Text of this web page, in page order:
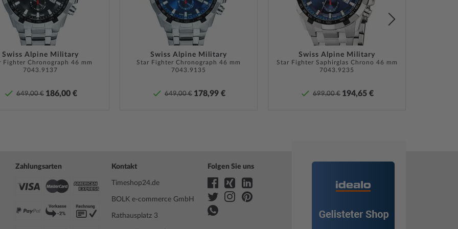
noch heute Ihre neue,
muss bei entsprechender
Bei Uhren mit
überhaupt Wasserdicht
Bandanstoßbreite
20
Max. Handgelenkumfang
230
Lieferumfang
Box, Garantie Dok., Umkarton
Garantie
24 Monate Herstellergarantie! Die genaue
Garantiebeschreibung und die Adresse des Garantiegebers
Produktdokumentation.
Swiss Alpine Military
Fighter Chronograph 46 mm
7043.9137
649,00 € 186,00 €
Swiss Alpine Military
Star Fighter Chronograph 46 mm
7043.9135
649,00 € 178,99 €
Swiss Alpine Military
Star Fighter Saphirglas Chrono 46 mm
7043.9235
699,00 € 194,65 €
Zahlungsarten Kontakt
Timeshop24.de
BOLK e-commerce GmbH
Rathausplatz 3
Folgen Sie uns